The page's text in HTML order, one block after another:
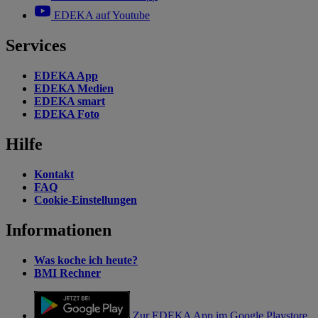
EDEKA auf Youtube
Services
EDEKA App
EDEKA Medien
EDEKA smart
EDEKA Foto
Hilfe
Kontakt
FAQ
Cookie-Einstellungen
Informationen
Was koche ich heute?
BMI Rechner
Zur EDEKA App im Google Playstore